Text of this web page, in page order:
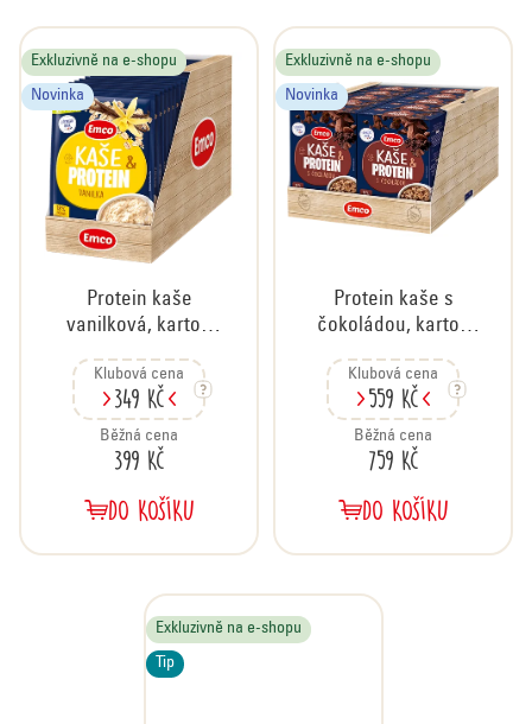
Novinka
Exkluzivně na e-shopu
Protein kaše
vanilková, karton
Klubová cena
349 Kč
Běžná cena
399 Kč
DO KOŠÍKU
Novinka
Exkluzivně na e-shopu
Protein kaše s
čokoládou, karton
Klubová cena
559 Kč
Běžná cena
759 Kč
DO KOŠÍKU
Tip
Exkluzivně na e-shopu